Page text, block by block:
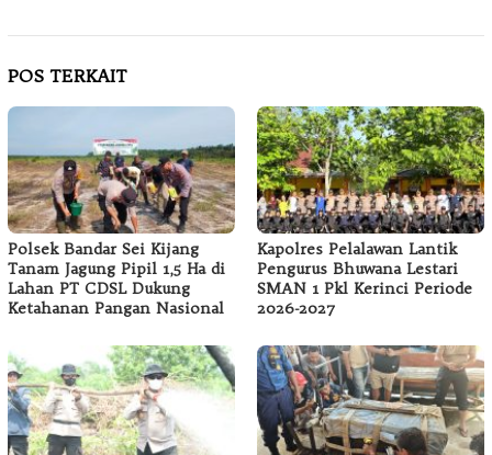
POS TERKAIT
Polsek Bandar Sei Kijang
Tanam Jagung Pipil 1,5 Ha di
Lahan PT CDSL Dukung
Ketahanan Pangan Nasional
Kapolres Pelalawan Lantik
Pengurus Bhuwana Lestari
SMAN 1 Pkl Kerinci Periode
2026-2027